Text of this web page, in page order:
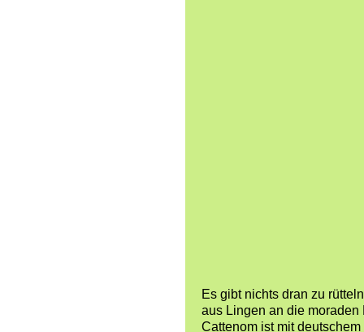
Es gibt nichts dran zu
aus Lingen an die
Cattenom ist mit